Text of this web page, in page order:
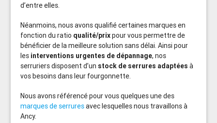
d’entre elles.
Néanmoins, nous avons qualifié certaines marques en
fonction du ratio qualité/prixpour vous permettre de
bénéficier de la meilleure solution sans délai. Ainsi pour
les interventions urgentes de dépannage, nos
serruriers disposent d’un stock de serrures adaptées à
vos besoins dans leur fourgonnette.
Nous avons référencé pour vous quelques une des
marques de serruresavec lesquelles nous travaillons à
Ancy.